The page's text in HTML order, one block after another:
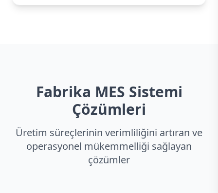
Fabrika MES Sistemi
Çözümleri
Üretim süreçlerinin verimliliğini artıran ve
operasyonel mükemmelliği sağlayan
çözümler